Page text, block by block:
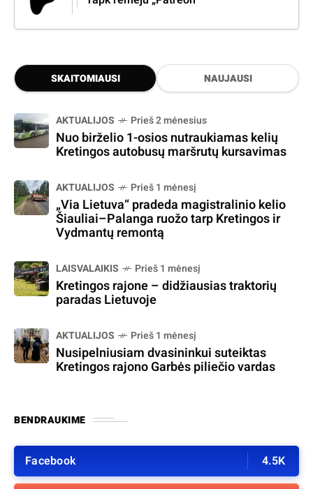
SKAITOMIAUSI NAUJAUSI
AKTUALIJOS Prieš 2 mėnesius
Nuo birželio 1-osios nutraukiamas kelių
Kretingos autobusų maršrutų kursavimas
AKTUALIJOS Prieš 1 mėnesį
„Via Lietuva“ pradeda magistralinio kelio
Šiauliai–Palanga ruožo tarp Kretingos ir
Vydmantų remontą
LAISVALAIKIS Prieš 1 mėnesį
Kretingos rajone – didžiausias traktorių
paradas Lietuvoje
AKTUALIJOS Prieš 1 mėnesį
Nusipelniusiam dvasininkui suteiktas
Kretingos rajono Garbės piliečio vardas
BENDRAUKIME
Facebook 4.5K